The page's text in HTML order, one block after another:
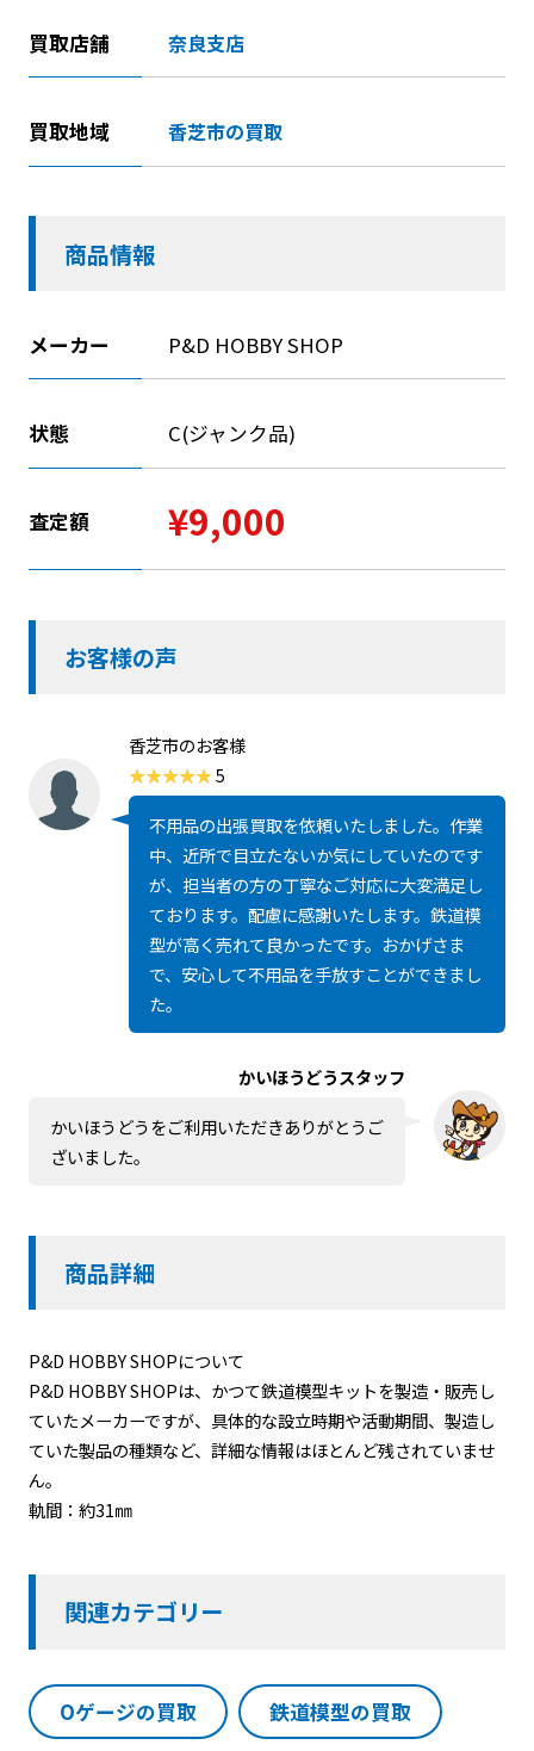
買取店舗 奈良支店
買取地域 香芝市の買取
商品情報
メーカー P&D HOBBY SHOP
状態 C(ジャンク品)
査定額 ¥9,000
お客様の声
香芝市のお客様
5
不用品の出張買取を依頼いたしました。作業
中、近所で目立たないか気にしていたのです
が、担当者の方の丁寧なご対応に大変満足し
ております。配慮に感謝いたします。鉄道模
型が高く売れて良かったです。おかげさま
で、安心して不用品を手放すことができまし
た。
かいほうどうスタッフ
かいほうどうをご利用いただきありがとうご
ざいました。
商品詳細
P&D HOBBY SHOPについて
P&D HOBBY SHOPは、かつて鉄道模型キットを製造・販売し
ていたメーカーですが、具体的な設立時期や活動期間、製造し
ていた製品の種類など、詳細な情報はほとんど残されていませ
ん。
軌間：約31㎜
関連カテゴリー
Oゲージの買取 鉄道模型の買取